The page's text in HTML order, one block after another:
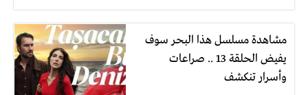
مشاهدة مسلسل هذا البحر سوف
يفيض الحلقة 13 .. صراعات
وأسرار تنكشف